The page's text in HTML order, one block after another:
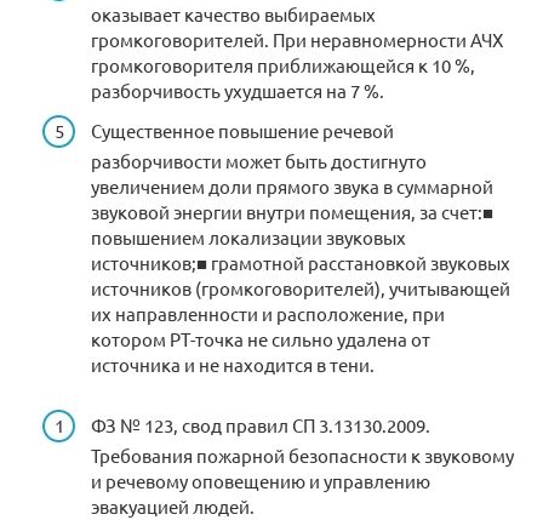
оказывает качество выбираемых
громкоговорителей. При неравномерности АЧХ
громкоговорителя приближающейся к 10 %,
разборчивость ухудшается на 7 %.
Существенное повышение речевой
разборчивости может быть достигнуто
увеличением доли прямого звука в суммарной
звуковой энергии внутри помещения, за счет:■
повышением локализации звуковых
источников;■ грамотной расстановкой звуковых
источников (громкоговорителей), учитывающей
их направленности и расположение, при
котором РТ-точка не сильно удалена от
источника и не находится в тени.
ФЗ № 123, cвод правил СП 3.13130.2009.
Требования пожарной безопасности к звуковому
и речевому оповещению и управлению
эвакуацией людей.